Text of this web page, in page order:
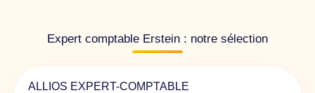
Expert comptable Erstein : notre sélection
ALLIOS EXPERT-COMPTABLE